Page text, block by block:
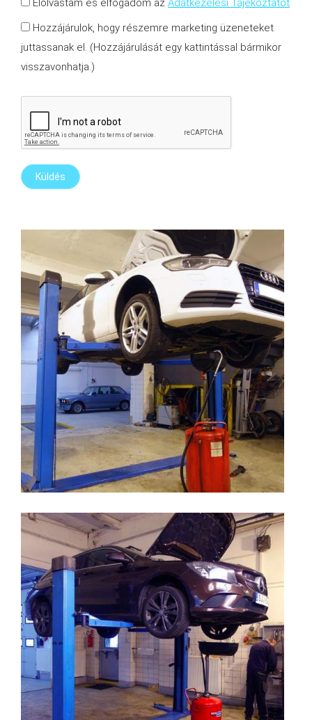
Elolvastam és elfogadom az Adatkezelési Tájékoztatót
Hozzájárulok, hogy részemre marketing üzeneteket
juttassanak el. (Hozzájárulását egy kattintással bármikor
visszavonhatja.)